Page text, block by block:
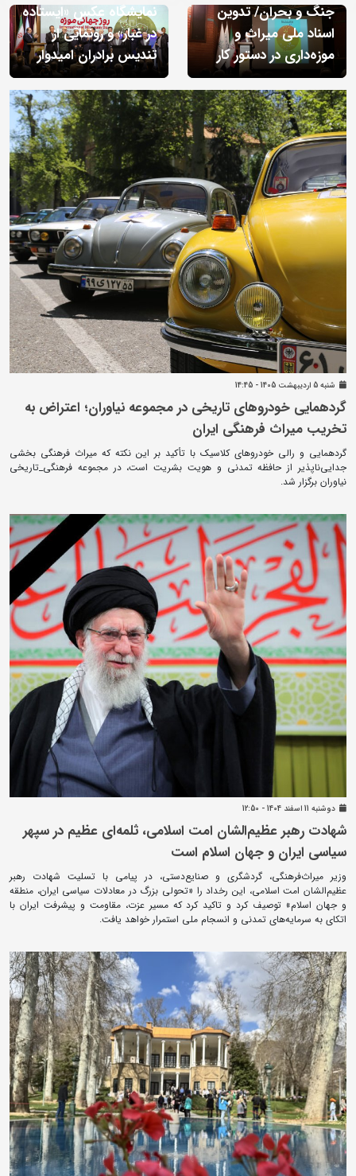
جنگ و بحران/ تدوین
اسناد ملی میراث و
موزه‌داری در دستور کار
نمایشگاه عکس «ایستاده
در غبار» و رونمایی از
تندیس برادران امیدوار
شنبه 5 ارديبهشت 1405 - 14:45
گردهمایی خودروهای تاریخی در مجموعه نیاوران؛ اعتراض به
تخریب میراث فرهنگی ایران
گردهمایی و رالی خودروهای کلاسیک با تأکید بر این نکته که میراث فرهنگی بخشی
جدایی‌ناپذیر از حافظه تمدنی و هویت بشریت است، در مجموعه فرهنگی_تاریخی
نیاوران برگزار شد.
دوشنبه 11 اسفند 1404 - 12:50
شهادت رهبر عظیم‌الشان امت اسلامی، ثلمه‌ای عظیم در سپهر
سیاسی ایران و جهان اسلام است
وزیر میراث‌فرهنگی، گردشگری و صنایع‌دستی، در پیامی با تسلیت شهادت رهبر
عظیم‌الشان امت اسلامی، این رخداد را «تحولی بزرگ در معادلات سیاسی ایران، منطقه
و جهان اسلام» توصیف کرد و تاکید کرد که مسیر عزت، مقاومت و پیشرفت ایران با
اتکای به سرمایه‌های تمدنی و انسجام ملی استمرار خواهد یافت.